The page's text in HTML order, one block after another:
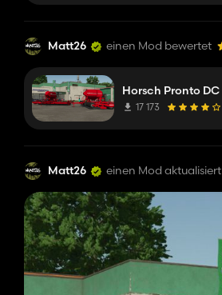
Matt26 einen Mod bewertet
Horsch Pronto DC
17 173
Matt26 einen Mod aktualisiert